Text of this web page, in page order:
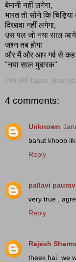
बेमानी नहीं लगेगा,
भारत तो सोने कि
दिखावा नहीं लगेगा,
उस पल जो नया साल
जश्न तब होगा
और मैं और आप गर्व से
"नया साल मुबारक"
तपन शर्मा Tapan Sharma
4 comments:
Unknown
bahut khoob
Reply
pallavi paurav
very true ,
Reply
Rajesh
theek hai. we